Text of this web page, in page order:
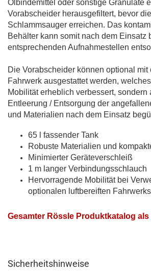
Ölbindemittel oder sonstige Granulate
Vorabscheider herausgefiltert, bevor
Schlammsauger erreichen. Das
Behälter kann somit nach dem Einsatz
entsprechenden Aufnahmestellen
Die Vorabscheider können optional mit
Fahrwerk ausgestattet werden,
Mobilität erheblich verbessert, sondern
Entleerung / Entsorgung der
und Materialien nach dem Einsatz
65 l fassender Tank
Robuste Materialien und
Minimierter Geräteverschleiß
1 m langer Verbindungsschlauch
Hervorragende Mobilität bei
optionalen luftbereiften Fahrwerks
Gesamter Rössle Produktkatalog als
Sicherheitshinweise